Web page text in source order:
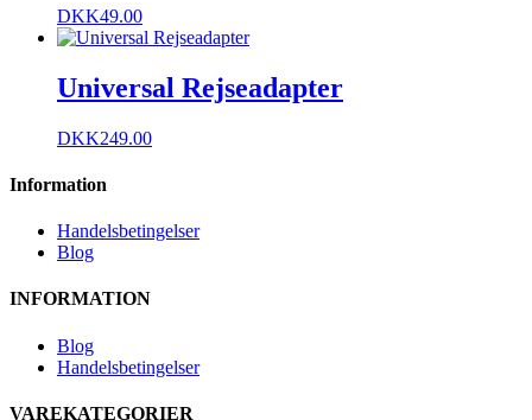
DKK49.00
Universal Rejseadapter
DKK249.00
Information
Handelsbetingelser
Blog
INFORMATION
Blog
Handelsbetingelser
VAREKATEGORIER